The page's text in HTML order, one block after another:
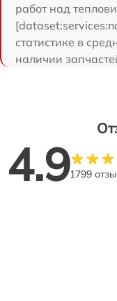
работ над
статистике в
наличии
4.91799